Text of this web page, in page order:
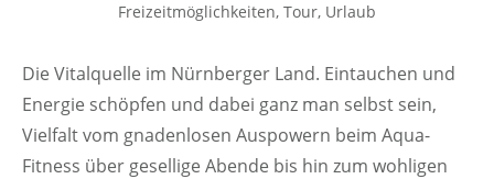
Freizeitmöglichkeiten, Tour, Urlaub
Die Vitalquelle im Nürnberger Land. Eintauchen und
Energie schöpfen und dabei ganz man selbst sein,
Vielfalt vom gnadenlosen Auspowern beim Aqua-
Fitness über gesellige Abende bis hin zum wohligen